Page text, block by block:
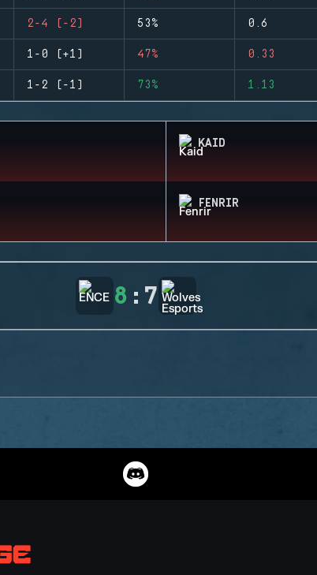
2-4 (-2) 53% 0.6
1-0 (+1) 47% 0.33
1-2 (-1) 73% 1.13
KAID
FENRIR
8 : 7